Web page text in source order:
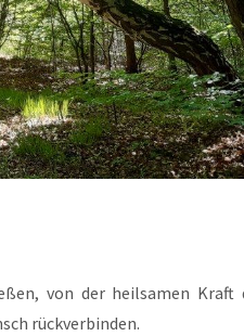
von der heilsamen Kraft
rückverbinden.